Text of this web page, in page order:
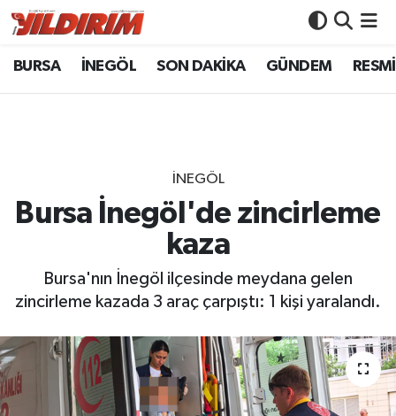
BURSA İNEGÖL SON DAKİKA GÜNDEM
İNEGÖL
Bursa İnegöl'de zincirleme
kaza
Bursa'nın İnegöl ilçesinde meydana gelen
zincirleme kazada 3 araç çarpıştı: 1 kişi yaralandı.
BURSA
GÜNDEM
KÖŞE YAZILARI
SİYASET
YAŞAM
Bursa Nöbetçi Eczaneler
Bursa Trafik Yoğunluk Haritası
Süper Lig Puan Durumu ve Fikstür
Tüm Manşetler
Son Dakika Haberleri
Haber Arşivi